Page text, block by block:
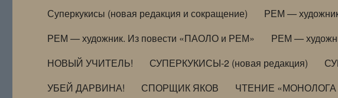
Суперкукисы (новая редакция и сокращение)
РЕМ —
РЕМ — художник. Из повести «ПАОЛО и РЕМ»
РЕМ —
НОВЫЙ УЧИТЕЛЬ!
СУПЕРКУКИСЫ-2 (новая редакция)
УБЕЙ ДАРВИНА!
СПОРЩИК ЯКОВ ЧТЕНИЕ «МОНОЛОГА